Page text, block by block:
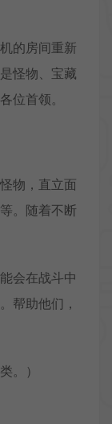
的房间重新
怪物、宝藏
位首领。
物，直立面
。随着不断
会在战斗中
帮助他们，
。）